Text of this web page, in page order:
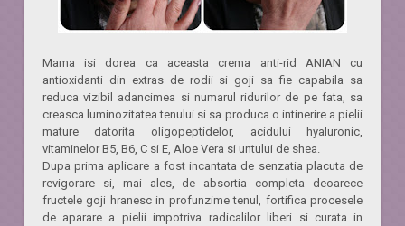
Mama isi dorea ca aceasta crema anti-rid ANIAN cu
antioxidanti din extras de rodii si goji sa fie capabila sa
reduca vizibil adancimea si numarul ridurilor de pe fata, sa
creasca luminozitatea tenului si sa produca o intinerire a pielii
mature datorita oligopeptidelor, acidului hyaluronic,
vitaminelor B5, B6, C si E, Aloe Vera si untului de shea.
Dupa prima aplicare a fost incantata de senzatia placuta de
revigorare si, mai ales, de absortia completa deoarece
fructele goji hranesc in profunzime tenul, fortifica procesele
de aparare a pielii impotriva radicalilor liberi si curata in